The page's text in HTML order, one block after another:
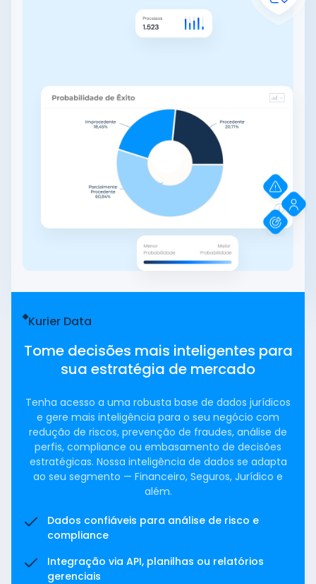
Kurier Data
Tome decisões mais inteligentes para
sua estratégia de mercado
Tenha acesso a uma robusta base de dados jurídicos
e gere mais inteligência para o seu negócio com
redução de riscos, prevenção de fraudes, análise de
perfis, compliance ou embasamento de decisões
estratégicas. Nossa inteligência de dados se adapta
ao seu segmento — Financeiro, Seguros, Jurídico e
além.
Dados confiáveis para análise de risco e
compliance
Integração via API, planilhas ou relatórios
gerenciais